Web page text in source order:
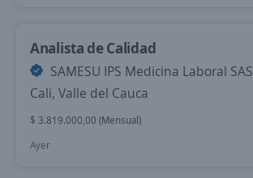
Analista de Calidad
SAMESU IPS Medicina Laboral SAS
Cali, Valle del Cauca
$ 3.819.000,00 (Mensual)
Ayer